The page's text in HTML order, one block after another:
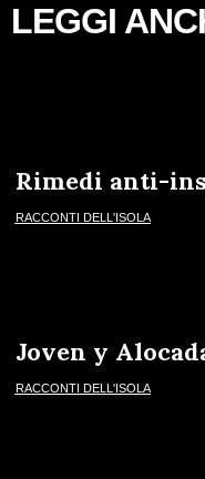
LEGGI
Rimedi anti-
RACCONTI DELL'ISOLA
Joven y
RACCONTI DELL'ISOLA